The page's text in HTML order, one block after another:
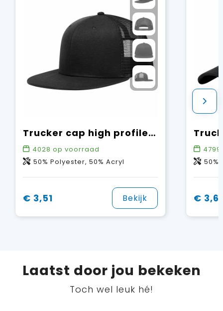
Trucker cap high profile - Retail
4028 op voorraad
50% Polyester, 50% Acryl
€ 3,51 Bekijk
4799
50%
€
Laatst door jou bekeken
Toch wel leuk hé!